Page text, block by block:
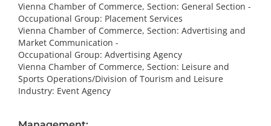
Vienna Chamber of Commerce, Section: General Section -
Occupational Group: Placement Services
Vienna Chamber of Commerce, Section: Advertising and
Market Communication -
Occupational Group: Advertising Agency
Vienna Chamber of Commerce, Section: Leisure and
Sports Operations/Division of Tourism and Leisure
Industry: Event Agency